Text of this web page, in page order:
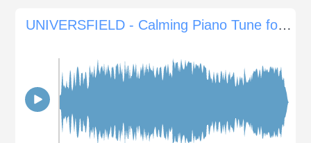
UNIVERSFIELD - Calming Piano Tune for Serene Moments